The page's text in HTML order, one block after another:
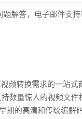
题解答，电子邮件支
频转换需求的一站式
数量惊人的视频文件
期的高清和传统编解